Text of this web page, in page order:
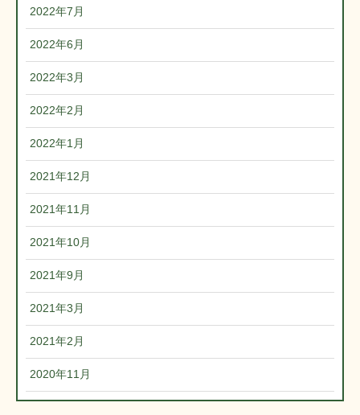
2022年7月
2022年6月
2022年3月
2022年2月
2022年1月
2021年12月
2021年11月
2021年10月
2021年9月
2021年3月
2021年2月
2020年11月